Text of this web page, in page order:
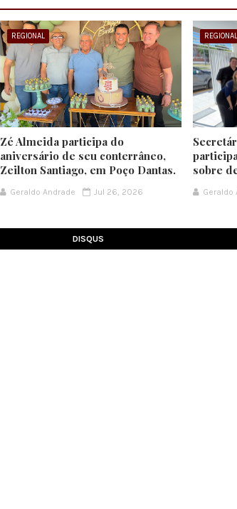
REGIONAL
Zé Almeida participa do
aniversário de seu conterrâneo,
Zeilton Santiago, em Poço Dantas.
Geraldo Andrade Jul 26, 2026
REGIONAL
sobre
Geraldo
DISQUS